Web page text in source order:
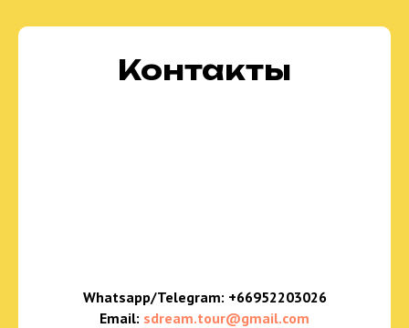
Контакты
Whatsapp/Telegram: +66952203026
Email: sdream.tour@gmail.com